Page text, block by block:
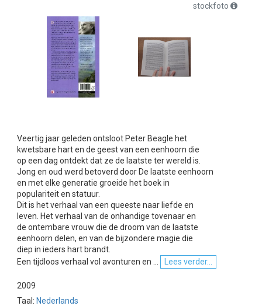
stockfoto
Veertig jaar geleden ontsloot Peter Beagle het
kwetsbare hart en de geest van een eenhoorn die
op een dag ontdekt dat ze de laatste ter wereld is.
Jong en oud werd betoverd door De laatste eenhoorn
en met elke generatie groeide het boek in
populariteit en statuur.
Dit is het verhaal van een queeste naar liefde en
leven. Het verhaal van de onhandige tovenaar en
de ontembare vrouw die de droom van de laatste
eenhoorn delen, en van de bijzondere magie die
diep in ieders hart brandt.
Een tijdloos verhaal vol avonturen en ...
Lees verder...
2009
Taal: Nederlands